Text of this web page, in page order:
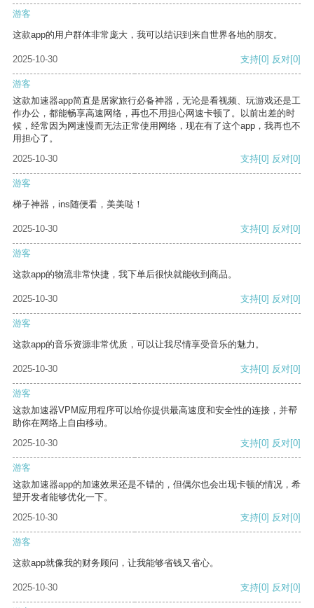
游客
这款app的用户群体非常庞大，我可以结识到来自世界各地的朋友。
2025-10-30 支持[0] 反对[0]
游客
这款加速器app简直是居家旅行必备神器，无论是看视频、玩游戏还是工
作办公，都能畅享高速网络，再也不用担心网速卡顿了。以前出差的时
候，经常因为网速慢而无法正常使用网络，现在有了这个app，我再也不
用担心了。
2025-10-30
支持[0] 反对[0]
游客
梯子神器，ins随便看，美美哒！
2025-10-30 支持[0] 反对[0]
游客
这款app的物流非常快捷，我下单后很快就能收到商品。
2025-10-30 支持[0] 反对[0]
游客
这款app的音乐资源非常优质，可以让我尽情享受音乐的魅力。
2025-10-30 支持[0] 反对[0]
游客
这款加速器VPM应用程序可以给你提供最高速度和安全性的连接，并帮
助你在网络上自由移动。
2025-10-30
支持[0] 反对[0]
游客
这款加速器app的加速效果还是不错的，但偶尔也会出现卡顿的情况，希
望开发者能够优化一下。
2025-10-30
支持[0] 反对[0]
游客
这款app就像我的财务顾问，让我能够省钱又省心。
2025-10-30 支持[0] 反对[0]